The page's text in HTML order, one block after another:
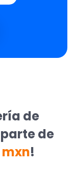
de
de
mxn!